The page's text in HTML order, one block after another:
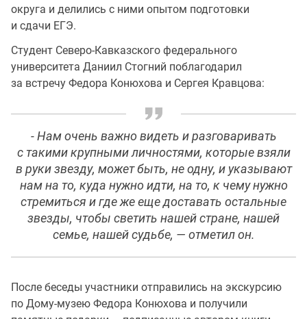
округа и делились с ними опытом подготовки
и сдачи ЕГЭ.
Студент Северо-Кавказского федерального
университета Даниил Стогний поблагодарил
за встречу Федора Конюхова и Сергея Кравцова:
- Нам очень важно видеть и разговаривать
с такими крупными личностями, которые взяли
в руки звезду, может быть, не одну, и указывают
нам на то, куда нужно идти, на то, к чему нужно
стремиться и где же еще доставать остальные
звезды, чтобы светить нашей стране, нашей
семье, нашей судьбе, — отметил он.
После беседы участники отправились на экскурсию
по Дому-музею Федора Конюхова и получили